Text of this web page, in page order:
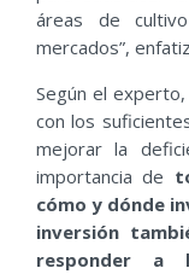
áreas de
mercados”,
Según el
con los
mejorar la
importancia de
cómo y dónde
inversión
responder a